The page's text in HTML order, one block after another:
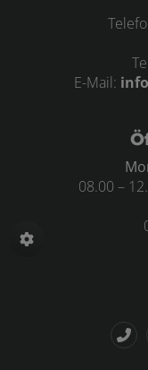
E-Mail:
08.00 –